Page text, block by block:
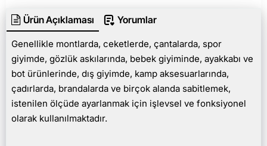
Ürün Açıklaması Yorumlar
Genellikle montlarda, ceketlerde, çantalarda, spor
giyimde, gözlük askılarında, bebek giyiminde, ayakkabı ve
bot ürünlerinde, dış giyimde, kamp aksesuarlarında,
çadırlarda, brandalarda ve birçok alanda sabitlemek,
istenilen ölçüde ayarlanmak için işlevsel ve fonksiyonel
olarak kullanılmaktadır.